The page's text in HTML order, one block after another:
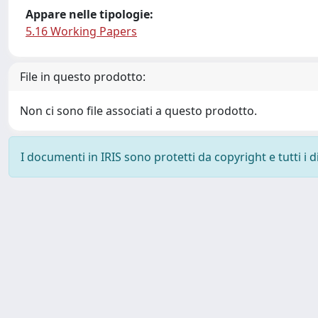
Appare nelle tipologie:
5.16 Working Papers
File in questo prodotto:
Non ci sono file associati a questo prodotto.
I documenti in IRIS sono protetti da copyright e tutti i